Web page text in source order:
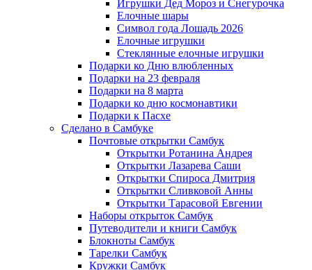
Игрушки Дед Мороз и Снегурочка
Елочные шары
Символ года Лошадь 2026
Елочные игрушки
Стеклянные елочные игрушки
Подарки ко Дню влюбленных
Подарки на 23 февраля
Подарки на 8 марта
Подарки ко дню космонавтики
Подарки к Пасхе
Сделано в Самбуке
Почтовые открытки Самбук
Открытки Ротанина Андрея
Открытки Лазарева Саши
Открытки Спироса Дмитрия
Открытки Сливковой Анны
Открытки Тарасовой Евгении
Наборы открыток Самбук
Путеводители и книги Самбук
Блокноты Самбук
Тарелки Самбук
Кружки Самбук